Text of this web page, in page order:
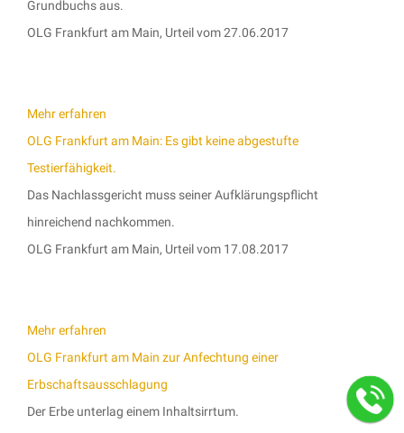
Grundbuchs aus.
OLG Frankfurt am Main, Urteil vom 27.06.2017
Mehr erfahren
OLG Frankfurt am Main: Es gibt keine abgestufte
Testierfähigkeit.
Das Nachlassgericht muss seiner Aufklärungspflicht
hinreichend nachkommen.
OLG Frankfurt am Main, Urteil vom 17.08.2017
Mehr erfahren
OLG Frankfurt am Main zur Anfechtung einer
Erbschaftsausschlagung
Der Erbe unterlag einem Inhaltsirrtum.